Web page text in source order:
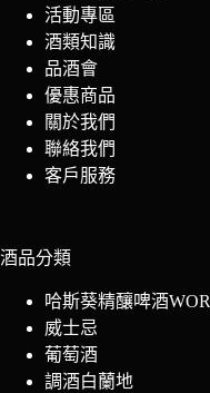
活動專區
酒類知識
品酒會
優惠商品
關於我們
聯絡我們
客戶服務
酒品分類
哈斯葵精釀啤酒
威士忌
葡萄酒
調酒白蘭地